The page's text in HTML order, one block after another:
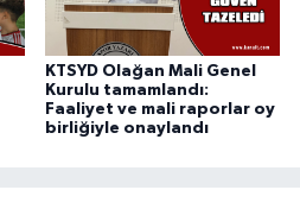
KTSYD Olağan Mali Genel
Kurulu tamamlandı:
Faaliyet ve mali raporlar oy
birliğiyle onaylandı